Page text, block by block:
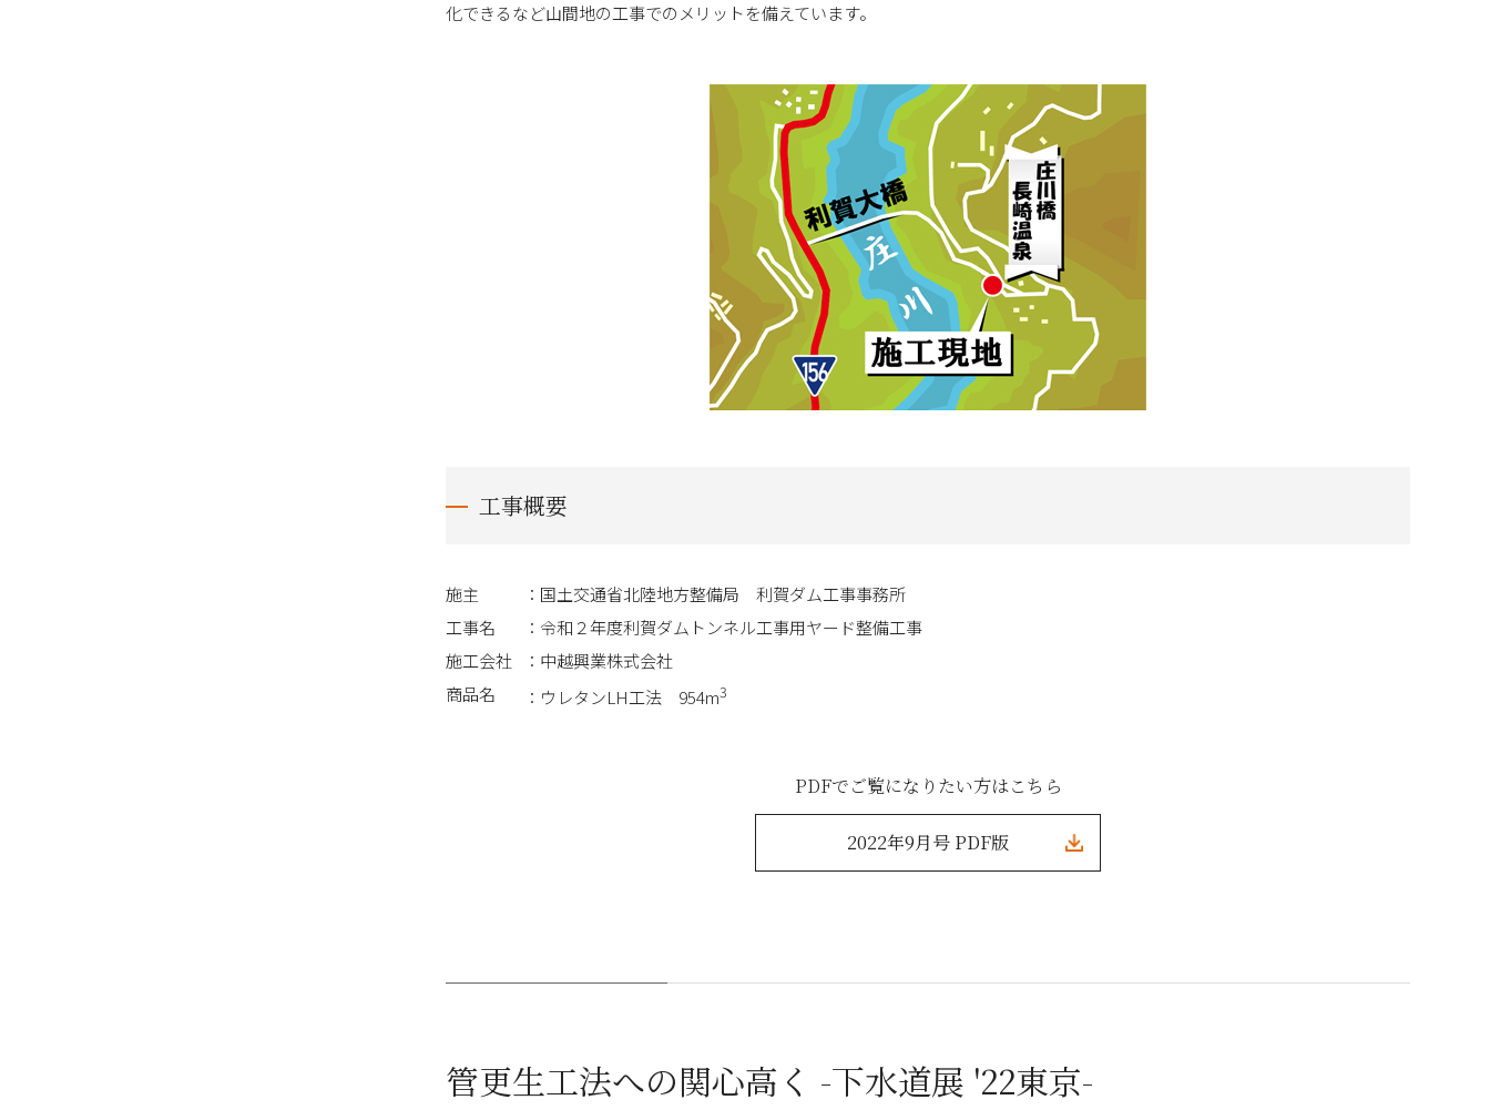
化できるなど山間地の工事でのメリットを備えています。
工事概要
施主
国土交通省北陸地方整備局 利賀ダム工事事務所
工事名
令和２年度利賀ダムトンネル工事用ヤード整備工事
施工会社
中越興業株式会社
商品名
ウレタンLH工法 954m3
PDFでご覧になりたい方はこちら
2022年9月号 PDF版
管更生工法への関心高く -下水道展 '22東京-